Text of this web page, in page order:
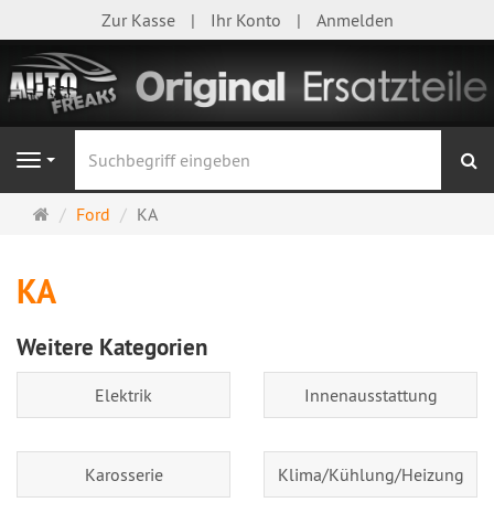
Zur Kasse Ihr Konto Anmelden
Navigation
Startseite
Ford KA
KA
Weitere Kategorien
Elektrik Innenausstattung
Karosserie Klima/Kühlung/Heizung